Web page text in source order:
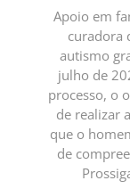
Apoio em
curadora
autismo
julho de
processo, o
de realizar
que o
de